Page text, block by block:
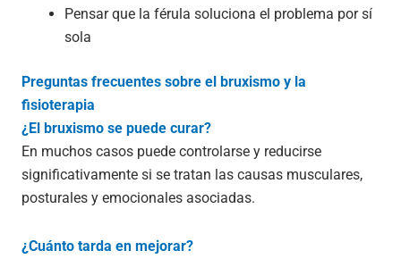
Pensar que la férula soluciona el problema por sí
sola
Preguntas frecuentes sobre el bruxismo y la
fisioterapia
¿El bruxismo se puede curar?
En muchos casos puede controlarse y reducirse
significativamente si se tratan las causas musculares,
posturales y emocionales asociadas.
¿Cuánto tarda en mejorar?